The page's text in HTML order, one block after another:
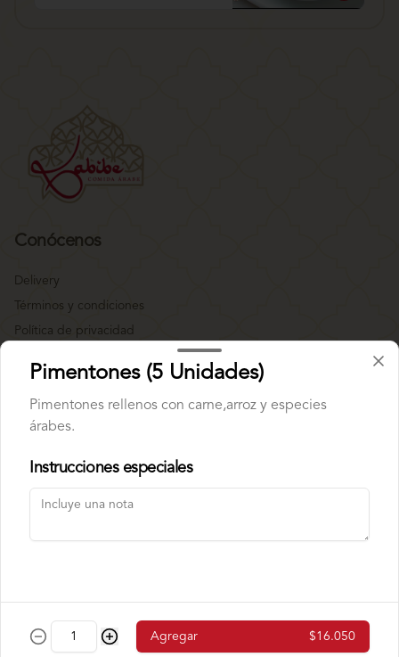
Conócenos
Delivery
Términos y condiciones
Política de privacidad
Redes sociales
Instagram
Facebook
Iniciar sesión
Pimentones (5 Unidades)
Pimentones rellenos con carne,arroz y especies
árabes.
Instrucciones especiales
Agregar $16.050